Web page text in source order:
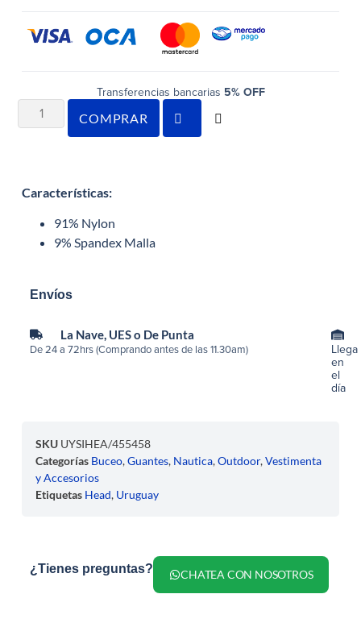
Transferencias bancarias 5% OFF
COMPRAR
Características:
91% Nylon
9% Spandex Malla
Envíos
La Nave, UES o De Punta
De 24 a 72hrs (Comprando antes de las 11.30am)
Llega
en
el
día
SKU UYSIHEA/455458
Categorías Buceo,Guantes, Nautica,Outdoor,Vestimenta
y Accesorios
Etiquetas Head, Uruguay
¿Tienes preguntas? CHATEA CON NOSOTROS